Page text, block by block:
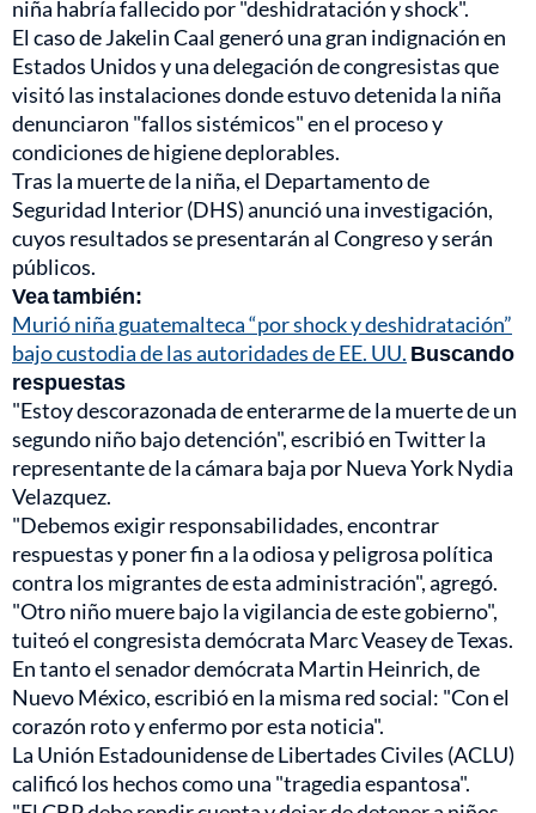
niña habría fallecido por "deshidratación y shock".
El caso de Jakelin Caal generó una gran indignación en
Estados Unidos y una delegación de congresistas que
visitó las instalaciones donde estuvo detenida la niña
denunciaron "fallos sistémicos" en el proceso y
condiciones de higiene deplorables.
Tras la muerte de la niña, el Departamento de
Seguridad Interior (DHS) anunció una investigación,
cuyos resultados se presentarán al Congreso y serán
públicos.
Vea también:
Murió niña guatemalteca “por shock y deshidratación”
bajo custodia de las autoridades de EE. UU. Buscando
respuestas
"Estoy descorazonada de enterarme de la muerte de un
segundo niño bajo detención", escribió en Twitter la
representante de la cámara baja por Nueva York Nydia
Velazquez.
"Debemos exigir responsabilidades, encontrar
respuestas y poner fin a la odiosa y peligrosa política
contra los migrantes de esta administración", agregó.
"Otro niño muere bajo la vigilancia de este gobierno",
tuiteó el congresista demócrata Marc Veasey de Texas.
En tanto el senador demócrata Martin Heinrich, de
Nuevo México, escribió en la misma red social: "Con el
corazón roto y enfermo por esta noticia".
La Unión Estadounidense de Libertades Civiles (ACLU)
calificó los hechos como una "tragedia espantosa".